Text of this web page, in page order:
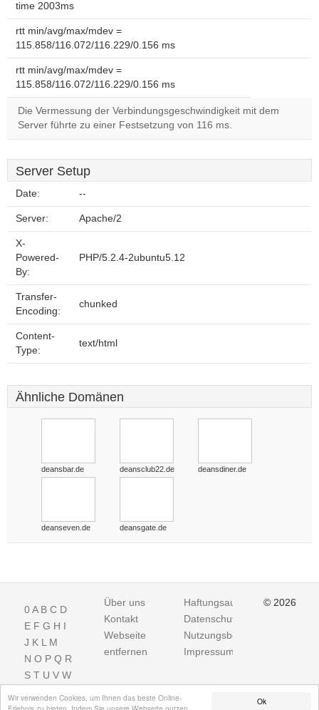
Ok
Wir verwenden Cookies, um Ihnen das beste Online-
time 2003ms
rtt min/avg/max/mdev =
115.858/116.072/116.229/0.156 ms
rtt min/avg/max/mdev =
115.858/116.072/116.229/0.156 ms
Die Vermessung der Verbindungsgeschwindigkeit mit dem
Server führte zu einer Festsetzung von 116 ms.
Server Setup
Date: --
Server: Apache/2
X-
Powered-
By:
PHP/5.2.4-2ubuntu5.12
Transfer-
Encoding:
chunked
Content-
Type:
text/html
Ähnliche Domänen
deansbar.de deansclub22.de deansdiner.de
deanseven.de deansgate.de
0A B C D
E F G H I
J K L M
N O P Q R
S T U V W
Über uns
Kontakt
Webseite
entfernen
Haftungsausschluss
Datenschutz
Nutzungsbedingungen
Impressum
© 2026